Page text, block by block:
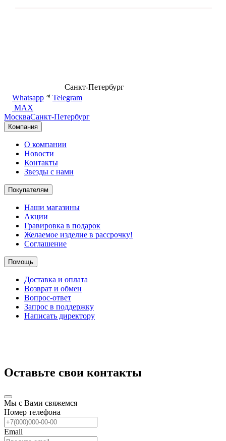
Санкт-Петербург
Whatsapp
Telegram
MAX
МоскваСанкт-Петербург
Компания
О компании
Новости
Контакты
Звезды с нами
Покупателям
Наши магазины
Акции
Гравировка в подарок
Желаемое изделие в рассрочку!
Соглашение
Помощь
Доставка и оплата
Возврат и обмен
Вопрос-ответ
Запрос в поддержку
Написать директору
Оставьте свои контакты
Мы с Вами свяжемся
Номер телефона
Email